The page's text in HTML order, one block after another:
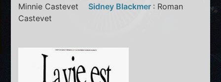
Minnie Castevet Sidney Blackmer : Roman
Castevet